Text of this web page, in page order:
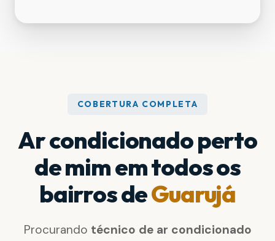
COBERTURA COMPLETA
Ar condicionado perto
de mim em todos os
bairros deGuarujá
Procurando técnico de ar condicionado